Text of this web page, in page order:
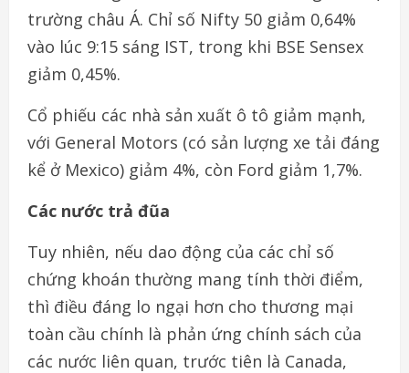
trường châu Á. Chỉ số Nifty 50 giảm 0,64%
vào lúc 9:15 sáng IST, trong khi BSE Sensex
giảm 0,45%.
Cổ phiếu các nhà sản xuất ô tô giảm mạnh,
với General Motors (có sản lượng xe tải đáng
kể ở Mexico) giảm 4%, còn Ford giảm 1,7%.
Các nước trả đũa
Tuy nhiên, nếu dao động của các chỉ số
chứng khoán thường mang tính thời điểm,
thì điều đáng lo ngại hơn cho thương mại
toàn cầu chính là phản ứng chính sách của
các nước liên quan, trước tiên là Canada,